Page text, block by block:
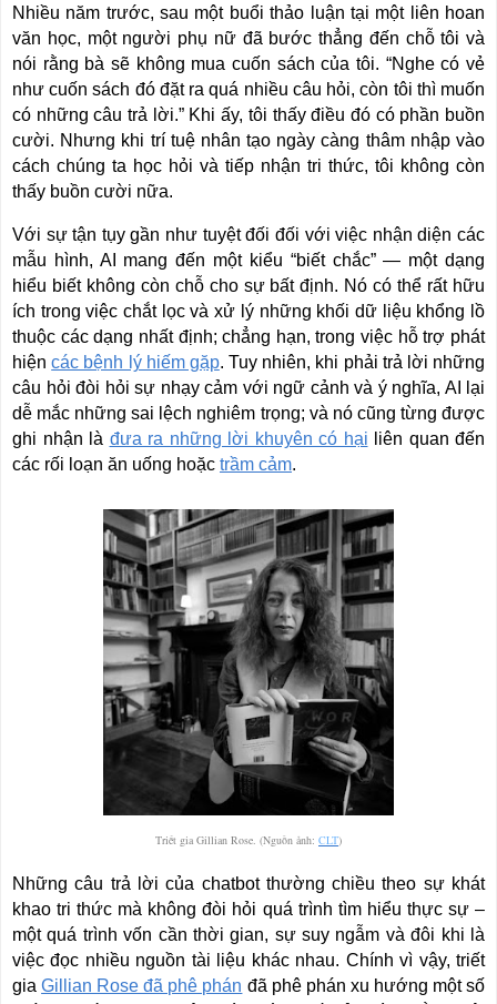
Nhiều năm trước, sau một buổi thảo luận tại một liên hoan
văn học, một người phụ nữ đã bước thẳng đến chỗ tôi và
nói rằng bà sẽ không mua cuốn sách của tôi. “Nghe có vẻ
như cuốn sách đó đặt ra quá nhiều câu hỏi, còn tôi thì muốn
có những câu trả lời.” Khi ấy, tôi thấy điều đó có phần buồn
cười. Nhưng khi trí tuệ nhân tạo ngày càng thâm nhập vào
cách chúng ta học hỏi và tiếp nhận tri thức, tôi không còn
thấy buồn cười nữa.
Với sự tận tụy gần như tuyệt đối đối với việc nhận diện các
mẫu hình, AI mang đến một kiểu “biết chắc” — một dạng
hiểu biết không còn chỗ cho sự bất định. Nó có thể rất hữu
ích trong việc chắt lọc và xử lý những khối dữ liệu khổng lồ
thuộc các dạng nhất định; chẳng hạn, trong việc hỗ trợ phát
hiệncác bệnh lý hiếm gặp. Tuy nhiên, khi phải trả lời những
câu hỏi đòi hỏi sự nhạy cảm với ngữ cảnh và ý nghĩa, AI lại
dễ mắc những sai lệch nghiêm trọng; và nó cũng từng được
ghi nhận là đưa ra những lời khuyên có hại liên quan đến
các rối loạn ăn uống hoặc trầm cảm.
Triết gia Gillian Rose. (Nguồn ảnh: CLT)
Những câu trả lời của chatbot thường chiều theo sự khát
khao tri thức mà không đòi hỏi quá trình tìm hiểu thực sự –
một quá trình vốn cần thời gian, sự suy ngẫm và đôi khi là
việc đọc nhiều nguồn tài liệu khác nhau. Chính vì vậy, triết
giaGillian Rose đã phê phán đã phê phán xu hướng một số